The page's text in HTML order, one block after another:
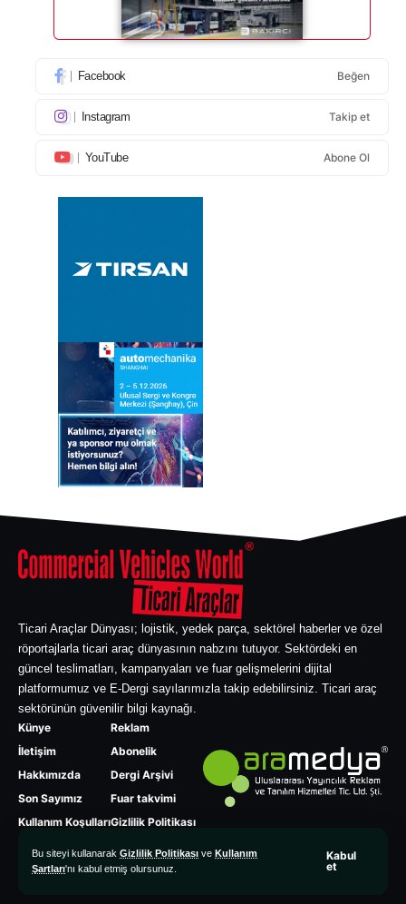
Bu siteyi kullanarak Gizlilik Politikası ve Kullanım
Şartları'nı kabul etmiş olursunuz.
Kabul
et
Facebook Beğen
Instagram Takip et
YouTube Abone Ol
Ticari Araçlar Dünyası; lojistik, yedek parça, sektörel haberler ve özel
röportajlarla ticari araç dünyasının nabzını tutuyor. Sektördeki en
güncel teslimatları, kampanyaları ve fuar gelişmelerini dijital
platformumuz ve E-Dergi sayılarımızla takip edebilirsiniz. Ticari araç
sektörünün güvenilir bilgi kaynağı.
Künye
İletişim
Hakkımızda
Son Sayımız
Kullanım Koşulları
Reklam
Abonelik
Dergi Arşivi
Fuar takvimi
Gizlilik Politikası